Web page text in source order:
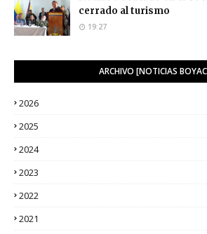
cerrado al turismo
19:27
ARCHIVO [NOTICIAS
2026
2025
2024
2023
2022
2021